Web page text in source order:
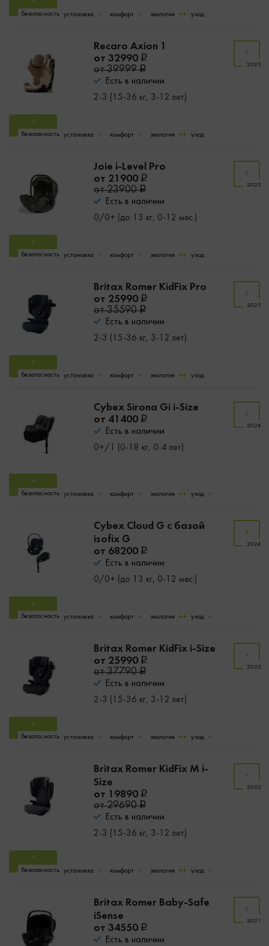
безопасность установка комфорт экология уход
Recaro Axion 1
от 32990
от 39999
Есть в наличии
2-3 (15-36 кг, 3-12 лет)
2025
безопасность установка комфорт экология уход
Joie i-Level Pro
от 21900
от 23900
Есть в наличии
0/0+ (до 13 кг, 0-12 мес.)
2025
безопасность установка комфорт экология уход
Britax Romer KidFix Pro
от 25990
от 35590
Есть в наличии
2-3 (15-36 кг, 3-12 лет)
2025
безопасность установка комфорт экология уход
Cybex Sirona Gi i-Size
от 41400
Есть в наличии
0+/1 (0-18 кг, 0-4 лет)
2024
безопасность установка комфорт экология уход
Cybex Cloud G с базой
isofix G
от 68200
Есть в наличии
0/0+ (до 13 кг, 0-12 мес.)
2024
безопасность установка комфорт экология уход
Britax Romer KidFix i-Size
от 25990
от 37790
Есть в наличии
2-3 (15-36 кг, 3-12 лет)
2022
безопасность установка комфорт экология уход
Britax Romer KidFix M i-
Size
от 19890
от 29690
Есть в наличии
2-3 (15-36 кг, 3-12 лет)
2022
безопасность установка комфорт экология уход
Britax Romer Baby-Safe
iSense
от 34550
Есть в наличии
2021